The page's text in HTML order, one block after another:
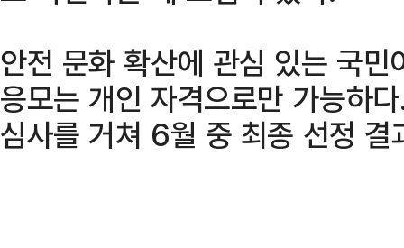
안전 문화 확산에 관심 있는 국
응모는 개인 자격으로만 가능하
심사를 거쳐 6월 중 최종 선정 결